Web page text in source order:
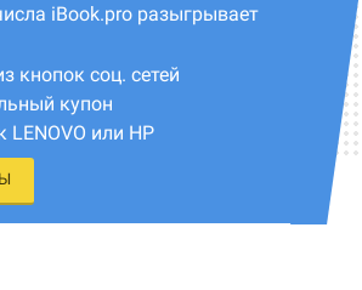
iBook.pro разыгрывает
кнопок соц. сетей
купон
LENOVO или HP